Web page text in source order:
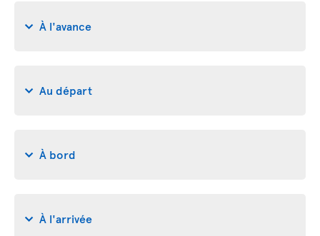
À l'avance
Au départ
À bord
À l'arrivée